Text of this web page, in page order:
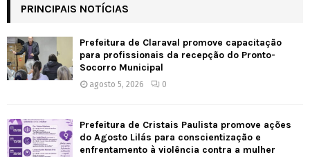
PRINCIPAIS NOTÍCIAS
Prefeitura de Claraval promove capacitação
para profissionais da recepção do Pronto-
Socorro Municipal
agosto 5, 2026 0
Prefeitura de Cristais Paulista promove ações
do Agosto Lilás para conscientização e
enfrentamento à violência contra a mulher